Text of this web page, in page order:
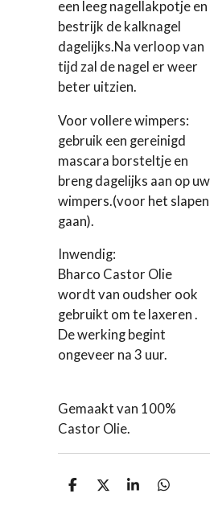
een leeg nagellakpotje en
bestrijk de kalknagel
dagelijks.Na verloop van
tijd zal de nagel er weer
beter uitzien.
Voor vollere wimpers:
gebruik een gereinigd
mascara borsteltje en
breng dagelijks aan op uw
wimpers.(voor het slapen
gaan).
Inwendig:
Bharco Castor Olie
wordt van oudsher ook
gebruikt om te laxeren .
De werking begint
ongeveer na 3 uur.
Gemaakt van 100%
Castor Olie.
D
D
S
D